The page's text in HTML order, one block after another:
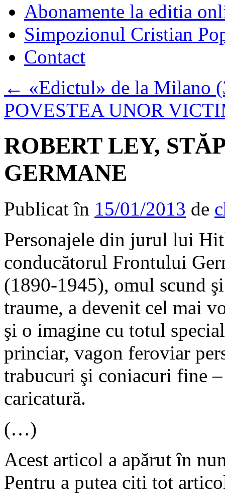
Abonamente la editia
Simpozionul Cristian
Contact
← «Edictul» de la Milano
POVESTEA UNOR
ROBERT LEY,
GERMANE
Publicat în 15/01/2013 de
Personajele din jurul lui
conducătorul Frontului
(1890-1945), omul scund
traume, a devenit cel mai
şi o imagine cu totul
princiar, vagon feroviar
trabucuri şi coniacuri fine
caricatură.
(…)
Acest articol a apărut în
Pentru a putea citi tot